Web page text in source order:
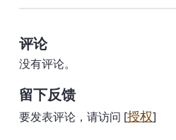
评论
没有评论。
留下反馈
要发表评论，请访问 [授权]